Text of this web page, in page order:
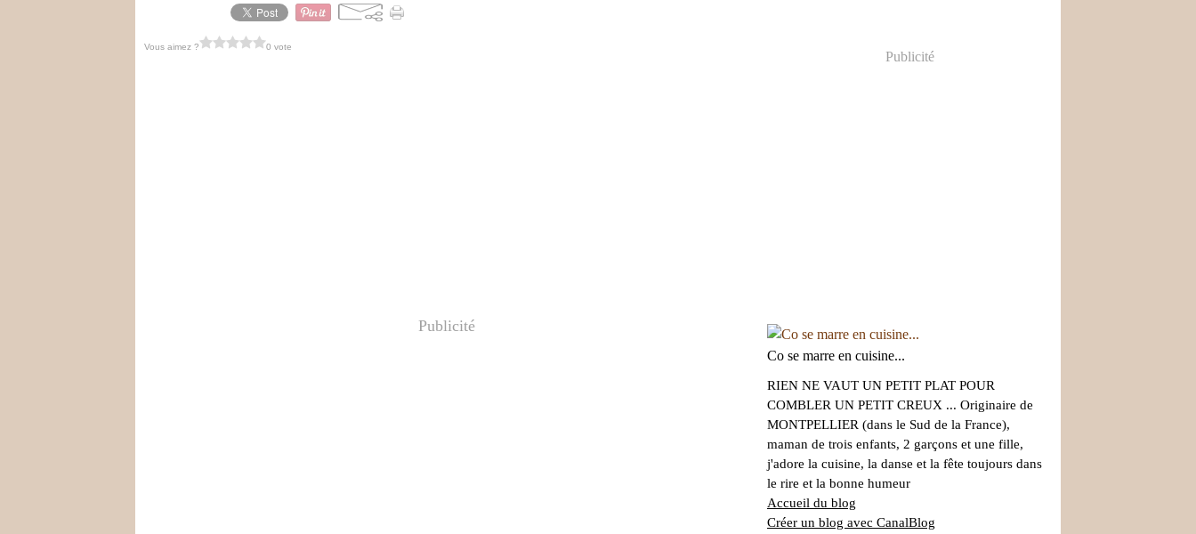
Vous aimez ? 0 vote
Publicité
Publicité
Co se marre en cuisine...
RIEN NE VAUT UN PETIT PLAT POUR
COMBLER UN PETIT CREUX ... Originaire de
MONTPELLIER (dans le Sud de la France),
maman de trois enfants, 2 garçons et une fille,
j'adore la cuisine, la danse et la fête toujours dans
le rire et la bonne humeur
Accueil du blog
Créer un blog avec CanalBlog